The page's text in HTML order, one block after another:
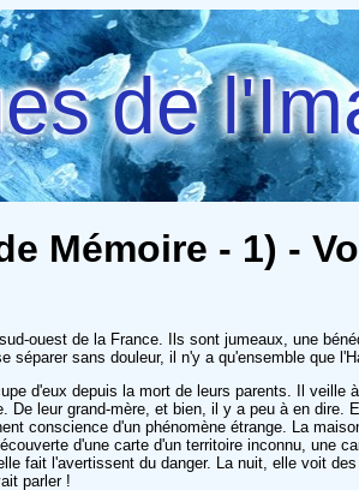
de
Mémoire - 1) -
ouest de la France. Ils sont jumeaux, une
sans douleur, il n'y a qu'ensemble que
d'eux depuis la mort de leurs parents. Il
leur grand-mère, et bien, il y a peu à en
conscience d'un phénomène étrange. La
d'une carte d'un territoire inconnu, une
fait l'avertissent du danger. La nuit, elle voit
parler !